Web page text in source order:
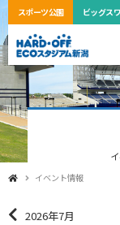
スポーツ公園 ビッグス
イベント情報
2026年7月